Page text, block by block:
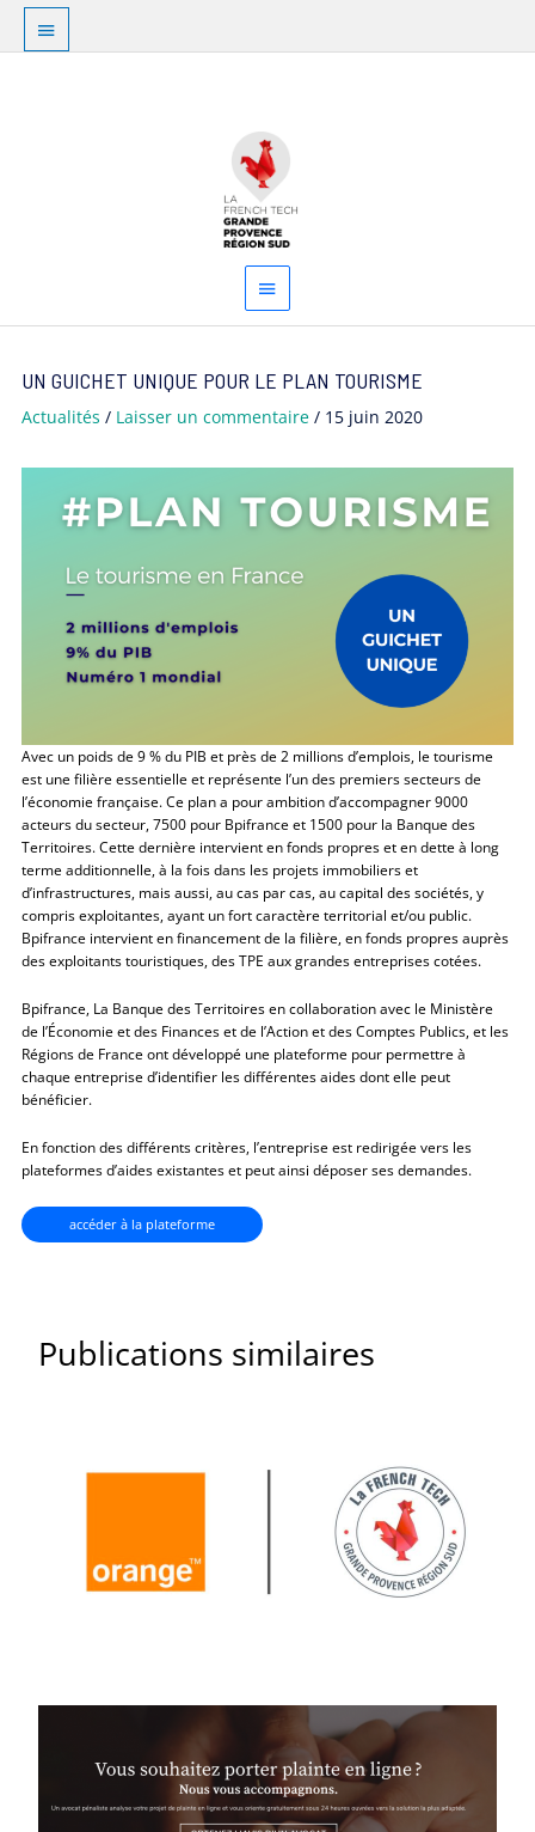
Aller
contenu
Au
dessus
principal
UN GUICHET UNIQUE POUR LE PLAN TOURISME
Actualités / Laisser un commentaire / 15 juin 2020
Avec un poids de 9 % du PIB et près de 2 millions d’emplois, le tourisme
est une filière essentielle et représente l’un des premiers secteurs de
l’économie française. Ce plan a pour ambition d’accompagner 9000
acteurs du secteur, 7500 pour Bpifrance et 1500 pour la Banque des
Territoires. Cette dernière intervient en fonds propres et en dette à long
terme additionnelle, à la fois dans les projets immobiliers et
d’infrastructures, mais aussi, au cas par cas, au capital des sociétés, y
compris exploitantes, ayant un fort caractère territorial et/ou public.
Bpifrance intervient en financement de la filière, en fonds propres auprès
des exploitants touristiques, des TPE aux grandes entreprises cotées.
Bpifrance, La Banque des Territoires en collaboration avec le Ministère
de l’Économie et des Finances et de l’Action et des Comptes Publics, et les
Régions de France ont développé une plateforme pour permettre à
chaque entreprise d’identifier les différentes aides dont elle peut
bénéficier.
En fonction des différents critères, l’entreprise est redirigée vers les
plateformes d’aides existantes et peut ainsi déposer ses demandes.
accéder à la plateforme
Publications similaires
des